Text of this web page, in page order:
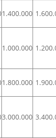
1.400.000
1.000.000
1.800.000
3.000.000